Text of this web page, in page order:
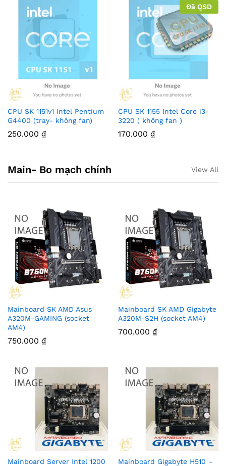
CPU SK 1151v1 Intel Pentium
G4400 (tray- không fan)
250.000 ₫
Đã QSD
CPU SK 1155 Intel Core i3-
3220 ( không fan )
170.000 ₫
Main- Bo mạch chính View All
Mainboard SK AMD Asus
A320M-GAMING (socket
AM4)
750.000 ₫
Mainboard SK AMD Gigabyte
A320M-S2H (socket AM4)
700.000 ₫
Mainboard Server Intel 1200
Mainboard Gigabyte H510 –